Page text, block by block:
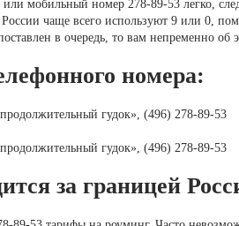
мобильный номер 278-89-53 легко,
чаще всего используют 9 или 0,
в очередь, то вам непременно об
номера:
гудок», (496) 278-89-53
гудок», (496) 278-89-53
за границей